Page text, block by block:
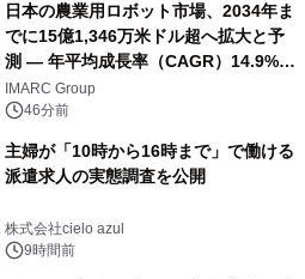
日本の農業用ロボット市場、2034年ま
でに15億1,346万米ドル超へ拡大と予
測 ― 年平均成長率（CAGR）14.9%を
記録
IMARC Group
46分前
主婦が「10時から16時まで」で働ける
派遣求人の実態調査を公開
株式会社cielo azul
9時間前